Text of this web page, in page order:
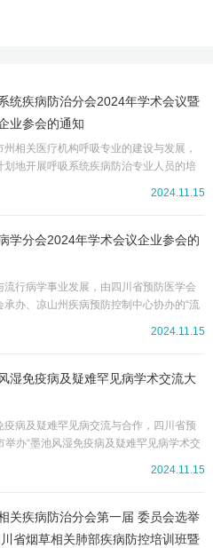
统疾病防治分会2024年学术会议暨
业参会的通知
相关医疗机构呼吸专业的建设与发展，
地开展呼吸系统疾病防治专业人员的培
防治分会2024年学术会议暨呼吸慢病全
动与学科建设的开展与发展，学会将为
会相关事宜通知如下：一、会议...
2024.11.15
学分会2024年学术会议企业参会的
行病学事业发展，由四川省预防医学会
办、凉山州疾病预防控制中心协办的“流
题展开学术交流。欢迎有关厂家/公司根
的企业提供展示交流的平台。现将参会
省预防医学会流行病学分...
2024.11.15
湿免疫病及疑难罕见病学术交流大
病及疑难罕见病交流与合作，四川省预
办“墨池风湿免疫病及疑难罕见病学术交
情况自愿到会进行相关新知识、新疗法、
交流的平台。现将相关事宜通知如下：
学会承办单位：成都市第三人民医院大...
2024.11.15
关疾病防治分会第一届 委员会选举
省烟草相关肺部疾病防控培训班暨